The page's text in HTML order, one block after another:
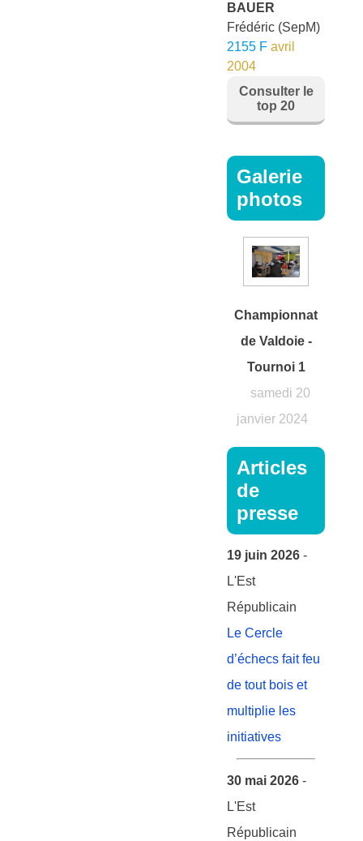
BAUER
Frédéric (SepM)
2155 F avril
2004
Consulter le
top 20
Galerie
photos
Championnat
de Valdoie -
Tournoi 1
samedi 20
janvier 2024
Articles
de
presse
19 juin 2026 -
L'Est
Républicain
Le Cercle
d’échecs fait feu
de tout bois et
multiplie les
initiatives
30 mai 2026 -
L'Est
Républicain